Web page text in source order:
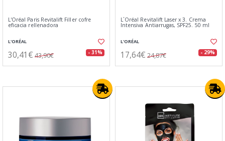
L'Oréal Paris Revitalift Filler cofre
eficacia rellenadora
L'ORÉAL
30,41€ 43,90€ - 31%
L´Oréal Revitalift Laser x 3. Crema
Intensiva Antiarrugas, SPF25. 50 ml
L'ORÉAL
17,64€ 24,87€ - 29%